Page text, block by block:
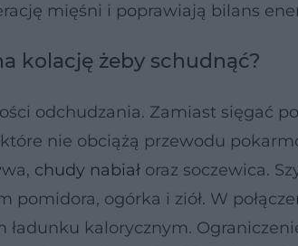
mięśni i poprawiają bilans
kolację żeby schudnąć?
odchudzania. Zamiast sięgać
nie obciążą przewodu
chudy nabiał oraz soczewica.
ogórka i ziół. W
ładunku kalorycznym.